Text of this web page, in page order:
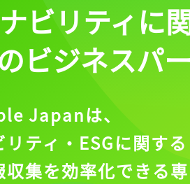
ビリティに
ビジネスパ
Japanは、
ティ・ESGに関する
集を効率化できる